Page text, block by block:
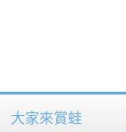
大家來賞蛙